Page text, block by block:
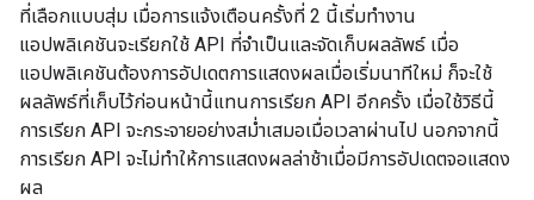
ที่เลือกแบบสุ่ม เมื่อการแจ้งเตือนครั้งที่ 2 นี้เริ่มทำงาน
แอปพลิเคชันจะเรียกใช้ API ที่จำเป็นและจัดเก็บผลลัพธ์ เมื่อ
แอปพลิเคชันต้องการอัปเดตการแสดงผลเมื่อเริ่มนาทีใหม่ ก็จะใช้
ผลลัพธ์ที่เก็บไว้ก่อนหน้านี้แทนการเรียก API อีกครั้ง เมื่อใช้วิธีนี้
การเรียก API จะกระจายอย่างสม่ำเสมอเมื่อเวลาผ่านไป นอกจากนี้
การเรียก API จะไม่ทำให้การแสดงผลล่าช้าเมื่อมีการอัปเดตจอแสดง
ผล